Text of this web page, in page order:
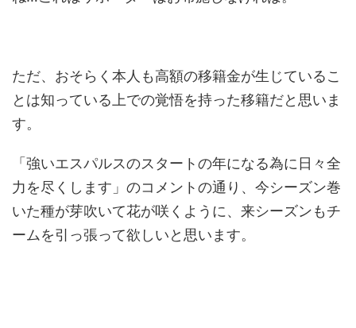
ただ、おそらく本人も高額の移籍金が生じているこ
とは知っている上での覚悟を持った移籍だと思いま
す。
「強いエスパルスのスタートの年になる為に日々全
力を尽くします」のコメントの通り、今シーズン巻
いた種が芽吹いて花が咲くように、来シーズンもチ
ームを引っ張って欲しいと思います。